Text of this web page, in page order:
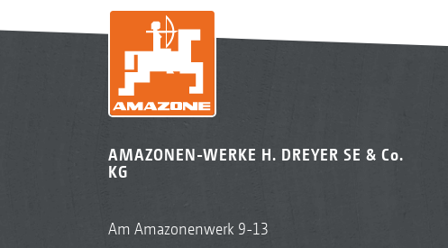
AMAZONEN-WERKE H. DREYER SE & Co.
KG
Am Amazonenwerk 9-13